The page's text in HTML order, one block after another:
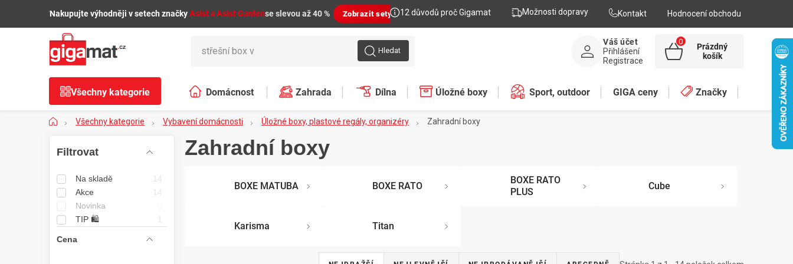
🌿Nakupujte výhodněji v setech značkyAsist a Asist Gardense slevou až 40 % Zobrazit sety 12 důvodů proč Gigamat Možnosti dopravy Kontakt Hodnocení obchodu
Hledat
Váš účet
Přihlášení
Registrace
NÁKUPNÍ
Prázdný
košík
Všechny kategorie Domácnost Zahrada Dílna Úložné boxy Sport, outdoor GIGA ceny Značky
DomůVšechny kategorie Vybavení domácnosti Úložné boxy, plastové regály, organizéry Zahradní boxy
P
s
Na skladě
14
Akce
14
Novinka
TIP 🛍️
Cena
Zahradní boxy
BOXE MATUBA BOXE RATO
BOXE RATO
PLUS
Cube
Karisma Titan